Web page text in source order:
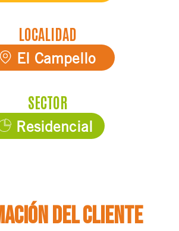
LOCALIDAD
El Campello
SECTOR
Residencial
del cliente